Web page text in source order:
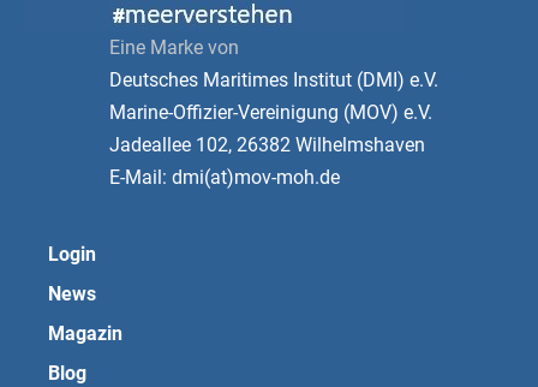
Eine Marke von
Deutsches Maritimes Institut (DMI) e.V.
Marine-Offizier-Vereinigung (MOV) e.V.
Jadeallee 102, 26382 Wilhelmshaven
E-Mail: dmi(at)mov-moh.de
Login
News
Magazin
Blog